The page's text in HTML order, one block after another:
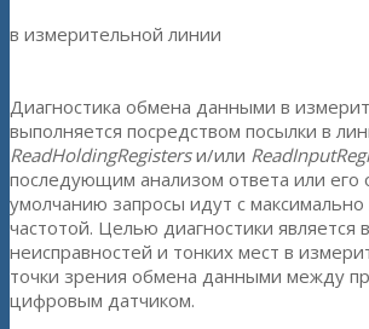
в измерительной линии
Диагностика обмена данными в
выполняется посредством посылки в
ReadHoldingRegistersи/или
последующим анализом ответа или его
умолчанию запросы идут с
частотой. Целью диагностики является
неисправностей и тонких мест в
точки зрения обмена данными между
цифровым датчиком.